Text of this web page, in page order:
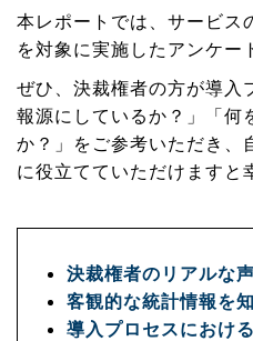
本レポートでは、サービス
を対象に実施したアンケー
ぜひ、決裁権者の方が導入
報源にしているか？」「何
か？」をご参考いただき、
に役立てていただけますと
決裁権者のリアルな
客観的な統計情報を
導入プロセスにおけ